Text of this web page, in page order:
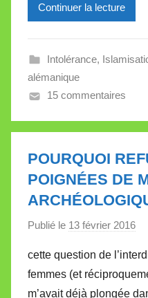
l
e
l
e
t
e
Continuer la lecture
Intolérance,
alémanique
15 commentaires
POURQUOI
POIGNÉES DE
Publié le 13 février 2016
r
M
cette question de
femmes (et
m’avait déjà plongée